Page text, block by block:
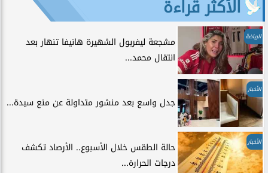
الأكثر قراءة
الرياضة
مشجعة ليفربول الشهيرة هانيفا تنهار بعد
انتقال محمد...
الأخبار
جدل واسع بعد منشور متداولة عن منع سيدة...
الأخبار
حالة الطقس خلال الأسبوع.. الأرصاد تكشف
درجات الحرارة...